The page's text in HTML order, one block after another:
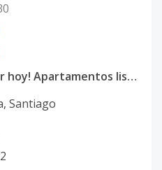
¡Estrena tu nuevo hogar hoy! Apartamentos listo para ti
, Santiago